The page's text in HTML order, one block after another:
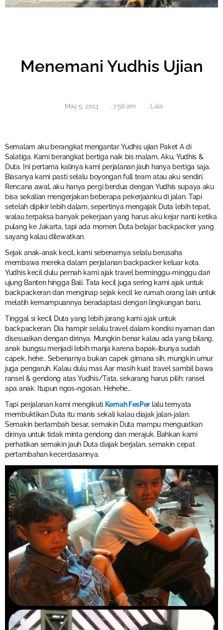
Menemani Yudhis Ujian
May 5, 2013 7:56 am Lala
Semalam aku berangkat mengantar Yudhis ujian Paket A di
Salatiga. Kami berangkat bertiga naik bis malam, Aku, Yudhis &
Duta. Ini pertama kalinya kami perjalanan jauh hanya bertiga saja.
Biasanya kami pasti selalu boyongan full team atau aku sendiri.
Rencana awal, aku hanya pergi berdua dengan Yudhis supaya aku
bisa sekalian mengerjakan beberapa pekerjaanku di jalan. Tapi
setelah dipikir lebih dalam, sepertinya mengajak Duta lebih tepat,
walau terpaksa banyak pekerjaan yang harus aku kejar nanti ketika
pulang ke Jakarta, tapi ada momen Duta belajar backpacker yang
sayang kalau dilewatkan.
Sejak anak-anak kecil, kami sebenarnya selalu berusaha
membawa mereka dalam perjalanan backpacker keluar kota.
Yudhis kecil dulu pernah kami ajak travel berminggu-minggu dari
ujung Banten hingga Bali. Tata kecil juga sering kami ajak untuk
backpackeran dan menginap sejak kecil ke rumah orang lain untuk
melatih kemampuannya beradaptasi dengan lingkungan baru.
Tinggal si kecil Duta yang lebih jarang kami ajak untuk
backpackeran. Dia hampir selalu travel dalam kondisi nyaman dan
disesuaikan dengan dirinya. Mungkin benar kalau ada yang bilang,
anak bungsu menjadi lebih manja karena bapak-ibunya sudah
capek, hehe.. Sebenarnya bukan capek gimana sih, mungkin umur
juga pengaruh. Kalau dulu mas Aar masih kuat travel sambil bawa
ransel & gendong atas Yudhis/Tata, sekarang harus pilih: ransel
apa anak. Itupun ngos-ngosan. Hehehe…
Tapi perjalanan kami mengikuti Kemah FesPerlalu ternyata
membuktikan Duta itu manis sekali kalau diajak jalan-jalan.
Semakin bertambah besar, semakin Duta mampu menguatkan
dirinya untuk tidak minta gendong dan merajuk. Bahkan kami
perhatikan semakin jauh Duta diajak berjalan, semakin cepat
pertambahan kecerdasannya.